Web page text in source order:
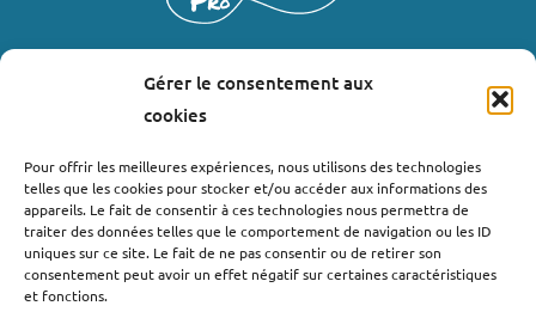
Gérer le consentement aux
cookies
Pour offrir les meilleures expériences, nous utilisons des technologies
telles que les cookies pour stocker et/ou accéder aux informations des
appareils. Le fait de consentir à ces technologies nous permettra de
traiter des données telles que le comportement de navigation ou les ID
uniques sur ce site. Le fait de ne pas consentir ou de retirer son
consentement peut avoir un effet négatif sur certaines caractéristiques
et fonctions.
Où nous trouver ?
Bollène
Nyons
Valréas